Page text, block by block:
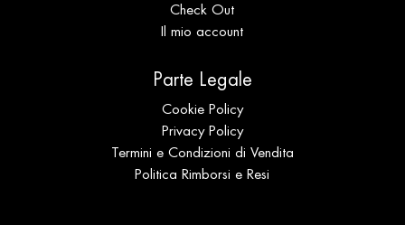
Check Out
Il mio account
Parte Legale
Cookie Policy
Privacy Policy
Termini e Condizioni di Vendita
Politica Rimborsi e Resi